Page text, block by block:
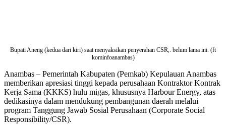
Bupati Aneng (kedua dari kiri) saat menyaksikan penyerahan CSR,. belum lama ini. (ft
kominfoanambas)
Anambas – Pemerintah Kabupaten (Pemkab) Kepulauan Anambas
memberikan apresiasi tinggi kepada perusahaan Kontraktor Kontrak
Kerja Sama (KKKS) hulu migas, khususnya Harbour Energy, atas
dedikasinya dalam mendukung pembangunan daerah melalui
program Tanggung Jawab Sosial Perusahaan (Corporate Social
Responsibility/CSR).